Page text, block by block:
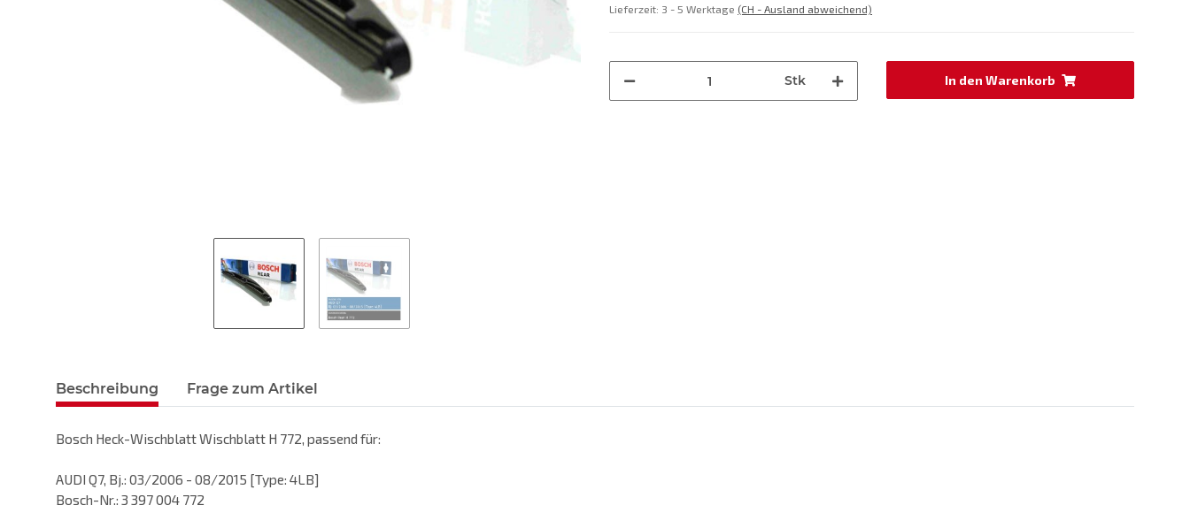
Lieferzeit: 3 - 5 Werktage (CH - Ausland abweichend)
Stk In den Warenkorb
Beschreibung Frage zum Artikel
Bosch Heck-Wischblatt Wischblatt H 772, passend für:
AUDI Q7, Bj.: 03/2006 - 08/2015 [Type: 4LB]
Bosch-Nr.: 3 397 004 772